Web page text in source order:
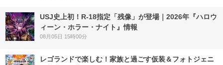
USJ史上初！R-18指定「残像」が登場｜2026年『ハロウ
ィーン・ホラー・ナイト』情報
08月05日 15時00分
レゴランドで楽しむ！家族と過ごす仮装＆フォトジェニ